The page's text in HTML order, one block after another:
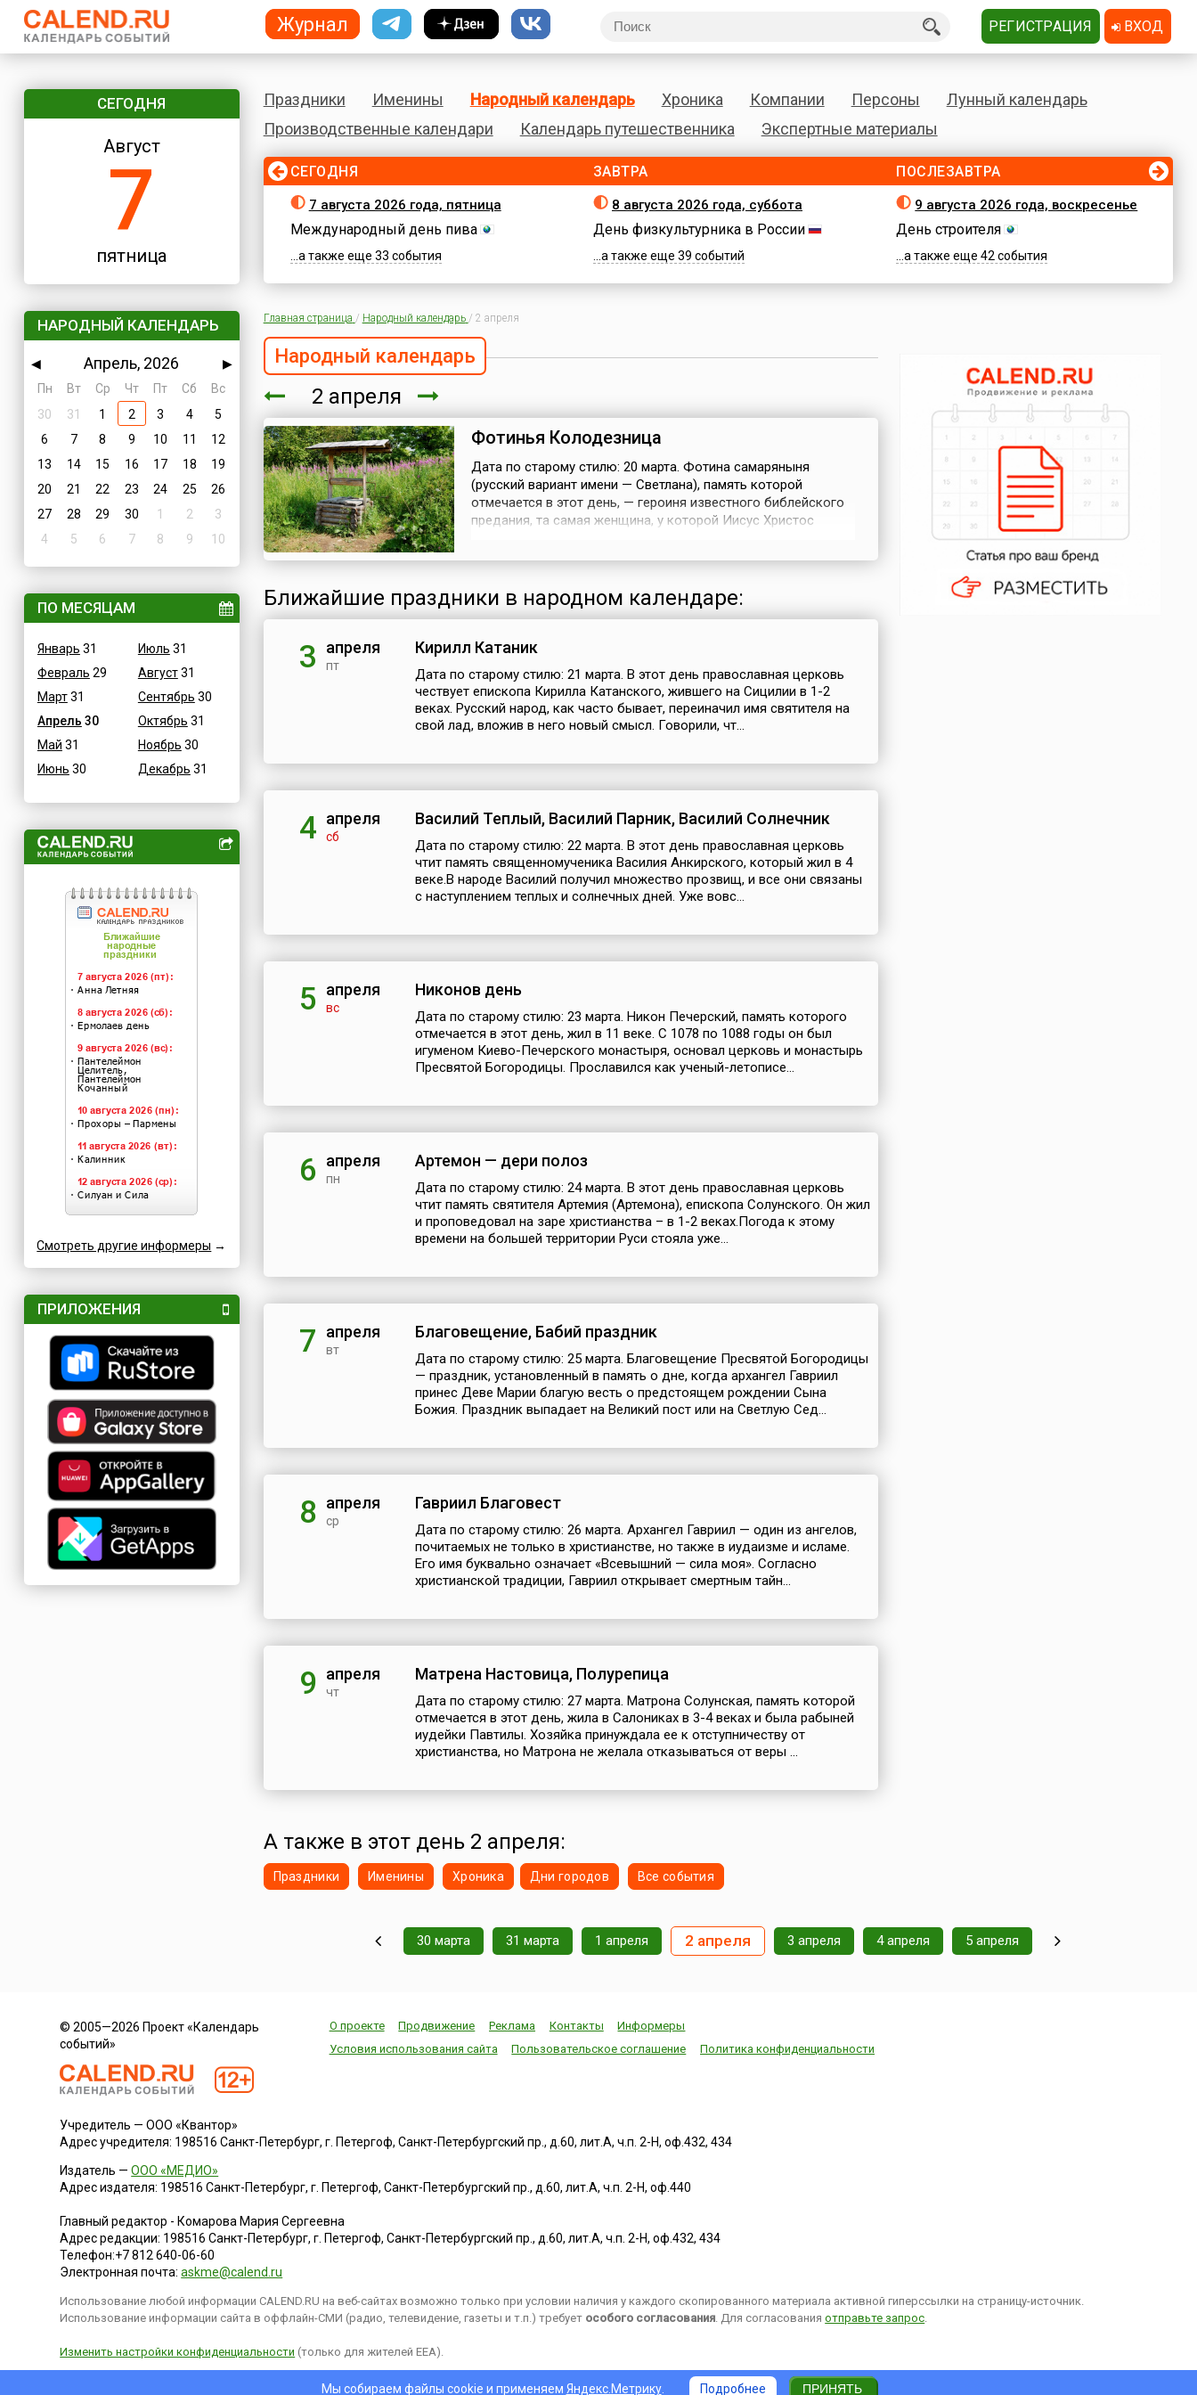
СЕГОДНЯ
Август
7
пятница
НАРОДНЫЙ КАЛЕНДАРЬ
◀ Апрель, 2026
▶
Пн
Вт Ср Чт Пт Сб
Вс
30
31 1 2 3 4
5
6
7 8 9 10 11
12
13
14 15 16 17 18
19
20
21 22 23 24 25
26
27
28 29 30 1 2
3
4
5 6 7 8 9 10
ПО МЕСЯЦАМ
Январь 31
Февраль 29
Март31
Апрель 30
Май 31
Июнь 30
Июль 31
Август31
Сентябрь 30
Октябрь 31
Ноябрь 30
Декабрь 31
Смотреть другие информеры →
ПРИЛОЖЕНИЯ
Праздники Именины Народный календарь Хроника Компании Персоны
Лунный календарь
Производственные календари
Календарь путешественника Экспертные материалы
СЕГОДНЯ
7 августа 2026 года, пятница
Международный день пива
...а также еще 33 события
ЗАВТРА
8 августа 2026 года, суббота
День физкультурника в России
...а также еще 39 событий
ПОСЛЕЗАВТРА
9 августа 2026 года, воскресенье
День строителя
...а также еще 42 события
Главная страница / Народный календарь / 2 апреля
Народный календарь
2 апреля
Фотинья Колодезница
Дата по старому стилю: 20 марта. Фотина самаряныня
(русский вариант имени — Светлана), память которой
отмечается в этот день, — героиня известного библейского
предания, та самая женщина, у которой Иисус Христос
смерть — римляне бросили ее...
Ближайшие праздники в народном календаре:
3 апреля
пт
Кирилл Катаник
Дата по старому стилю: 21 марта. В этот день православная церковь
чествует епископа Кирилла Катанского, жившего на Сицилии в 1-2
веках. Русский народ, как часто бывает, переиначил имя святителя на
свой лад, вложив в него новый смысл. Говорили, чт...
4 апреля
сб
Василий Теплый, Василий Парник, Василий Солнечник
Дата по старому стилю: 22 марта. В этот день православная церковь
чтит память священномученика Василия Анкирского, который жил в 4
веке.В народе Василий получил множество прозвищ, и все они связаны
с наступлением теплых и солнечных дней. Уже вовс...
5 апреля
вс
Никонов день
Дата по старому стилю: 23 марта. Никон Печерский, память которого
отмечается в этот день, жил в 11 веке. С 1078 по 1088 годы он был
игуменом Киево-Печерского монастыря, основал церковь и монастырь
Пресвятой Богородицы. Прославился как ученый-летописе...
6 апреля
пн
Артемон — дери полоз
Дата по старому стилю: 24 марта. В этот день православная церковь
чтит память святителя Артемия (Артемона), епископа Солунского. Он жил
и проповедовал на заре христианства – в 1-2 веках.Погода к этому
времени на большей территории Руси стояла уже...
7 апреля
вт
Благовещение, Бабий праздник
Дата по старому стилю: 25 марта. Благовещение Пресвятой Богородицы
— праздник, установленный в память о дне, когда архангел Гавриил
принес Деве Марии благую весть о предстоящем рождении Сына
Божия. Праздник выпадает на Великий пост или на Светлую Сед...
8 апреля
ср
Гавриил Благовест
Дата по старому стилю: 26 марта. Архангел Гавриил — один из ангелов,
почитаемых не только в христианстве, но также в иудаизме и исламе.
Его имя буквально означает «Всевышний — сила моя». Согласно
христианской традиции, Гавриил открывает смертным тайн...
9 апреля
чт
Матрена Настовица, Полурепица
Дата по старому стилю: 27 марта. Матрона Солунская, память которой
отмечается в этот день, жила в Салониках в 3-4 веках и была рабыней
иудейки Павтилы. Хозяйка принуждала ее к отступничеству от
христианства, но Матрона не желала отказываться от веры ...
А также в этот день 2 апреля:
Праздники Именины Хроника Дни городов Все события
30 марта 31 марта 1 апреля 2 апреля 3 апреля 4 апреля 5 апреля
© 2005—2026 Проект «Календарь
событий»
О проекте Продвижение Реклама Контакты
Информеры
Условия использования сайта
Пользовательское соглашение Политика конфиденциальности
Учредитель — ООО «Квантор»
Адрес учредителя: 198516 Санкт-Петербург, г. Петергоф, Санкт-Петербургский пр., д.60, лит.А, ч.п. 2-Н, оф.432, 434
Издатель —ООО «МЕДИО»
Адрес издателя: 198516 Санкт-Петербург, г. Петергоф, Санкт-Петербургский пр., д.60, лит.А, ч.п. 2-Н, оф.440
Главный редактор - Комарова Мария Сергеевна
Адрес редакции: 198516 Санкт-Петербург, г. Петергоф,Санкт-Петербургский пр., д.60, лит.А, ч.п. 2-Н, оф.432, 434
Телефон:+7 812 640-06-60
Электронная почта:askme@calend.ru
Использование любой информации CALEND.RU на веб-сайтах возможно только при условии наличия у каждого скопированного материала активной гиперссылки на страницу-источник.
Использование информации сайта в оффлайн-СМИ (радио, телевидение, газеты и т.п.) требует особого согласования. Для согласованияотправьте запрос.
Изменить настройки конфиденциальности (только для жителей EEA).
Журнал РЕГИСТРАЦИЯ ВХОД
Мы собираем файлы cookie и применяем Яндекс.Метрику. Подробнее ПРИНЯТЬ